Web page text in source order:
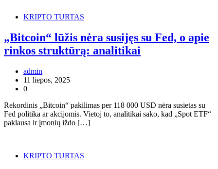
KRIPTO TURTAS
„Bitcoin“ lūžis nėra susijęs su Fed, o apie
rinkos struktūrą: analitikai
admin
11 liepos, 2025
0
Rekordinis „Bitcoin“ pakilimas per 118 000 USD nėra susietas su
Fed politika ar akcijomis. Vietoj to, analitikai sako, kad „Spot ETF“
paklausa ir įmonių iždo […]
KRIPTO TURTAS